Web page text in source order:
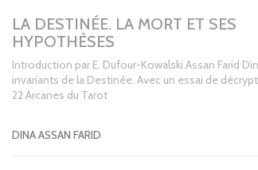
LA DESTINÉE. LA MORT ET SES
HYPOTHÈSES
Introduction par E. Dufour-Kowalski.Assan Farid
invariants de la Destinée. Avec un essai de
22 Arcanes du Tarot
DINA ASSAN FARID